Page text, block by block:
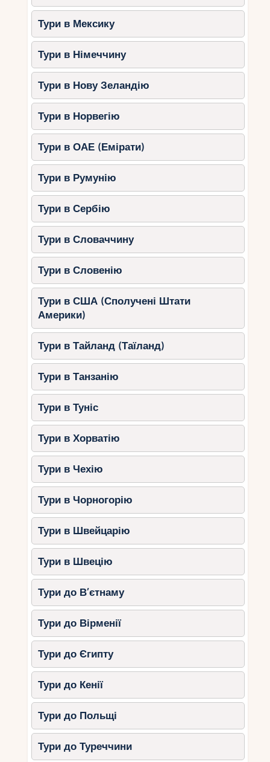
Тури в Мексику
Тури в Німеччину
Тури в Нову Зеландію
Тури в Норвегію
Тури в ОАЕ (Емірати)
Тури в Румунію
Тури в Сербію
Тури в Словаччину
Тури в Словенію
Тури в США (Сполучені Штати
Америки)
Тури в Тайланд (Таїланд)
Тури в Танзанію
Тури в Туніс
Тури в Хорватію
Тури в Чехію
Тури в Чорногорію
Тури в Швейцарію
Тури в Швецію
Тури до В’єтнаму
Тури до Вірменії
Тури до Єгипту
Тури до Кенії
Тури до Польщі
Тури до Туреччини